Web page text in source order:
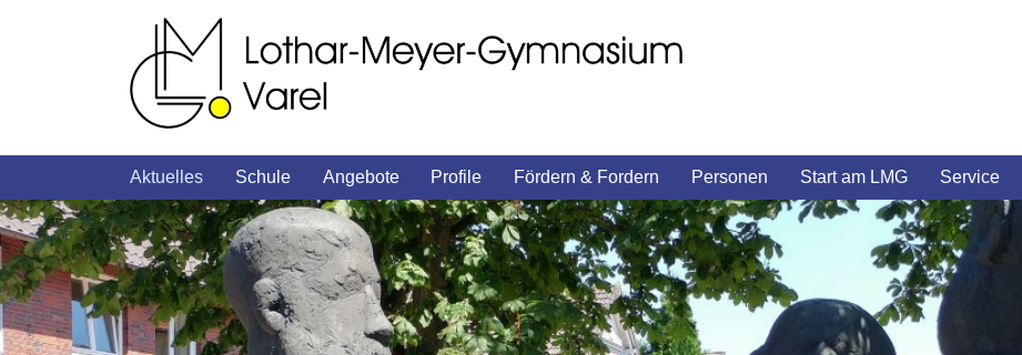
Aktuelles Schule Angebote Profile Fördern & Fordern Personen Start am LMG Service